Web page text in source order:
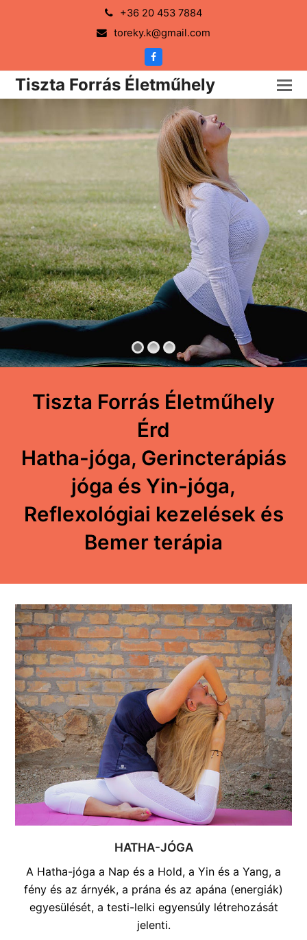
+36 20 453 7884
toreky.k@gmail.com
Tiszta Forrás Életműhely
Tiszta Forrás Életműhely
Érd
Hatha-jóga, Gerincterápiás
jóga és Yin-jóga,
Reflexológiai kezelések és
Bemer terápia
HATHA-JÓGA
A Hatha-jóga a Nap és a Hold, a Yin és a Yang, a
fény és az árnyék, a prána és az apána (energiák)
egyesülését, a testi-lelki egyensúly létrehozását
jelenti.